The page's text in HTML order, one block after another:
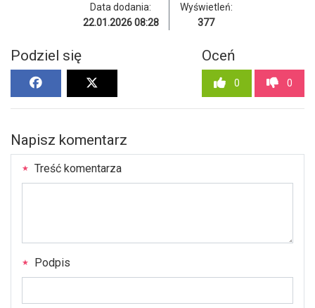
Data dodania:
22.01.2026 08:28
Wyświetleń:
377
Podziel się Oceń
0 0
Napisz komentarz
Treść komentarza
Podpis